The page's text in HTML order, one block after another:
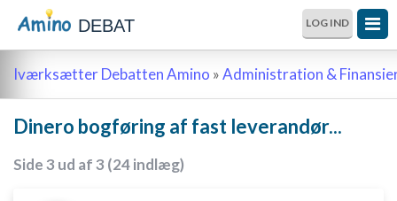
DEBAT LOG IND
Iværksætter Debatten Amino »Administration &
Dinero bogføring af fast leverandør...
Side 3 ud af 3 (24 indlæg)